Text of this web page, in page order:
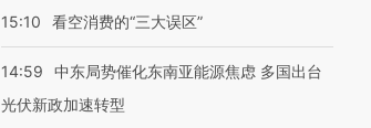
15:10 看空消费的“三大误区”
14:59
中东局势催化东南亚能源焦虑 多国出台
光伏新政加速转型